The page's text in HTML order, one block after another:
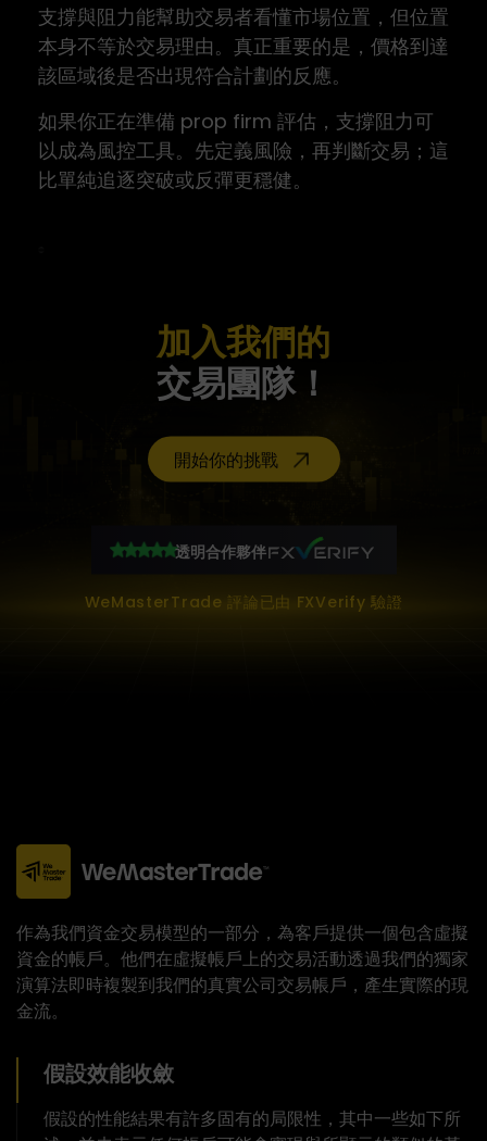
支撐與阻力能幫助交易者看懂市場位置，但位置
本身不等於交易理由。真正重要的是，價格到達
該區域後是否出現符合計劃的反應。
如果你正在準備 prop firm 評估，支撐阻力可
以成為風控工具。先定義風險，再判斷交易；這
比單純追逐突破或反彈更穩健。
加入我們的
交易團隊！
開始你的挑戰
透明合作夥伴
WeMasterTrade 評論已由 FXVerify 驗證
作為我們資金交易模型的一部分，為客戶提供一個包含虛擬
資金的帳戶。他們在虛擬帳戶上的交易活動透過我們的獨家
演算法即時複製到我們的真實公司交易帳戶，產生實際的現
金流。
假設效能收斂
假設的性能結果有許多固有的局限性，其中一些如下所